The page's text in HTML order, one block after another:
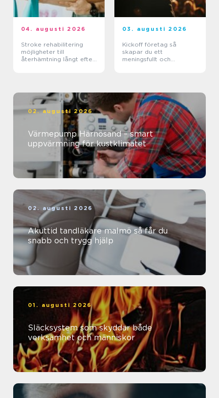
04. augusti 2026
Stroke rehabilitering
möjligheter till
återhämtning långt efter
03. augusti 2026
Kickoff företag så
skapar du ett
meningsfullt och
02. augusti 2026
Värmepump Härnösand – smart
uppvärmning för kustklimatet
02. augusti 2026
Akuttid tandläkare malmö så får du
snabb och trygg hjälp
01. augusti 2026
Släcksystem som skyddar både
verksamhet och människor